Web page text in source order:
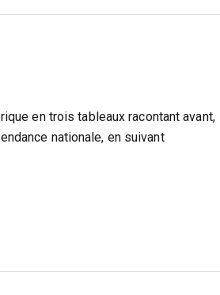
en trois tableaux racontant avant,
nationale, en suivant